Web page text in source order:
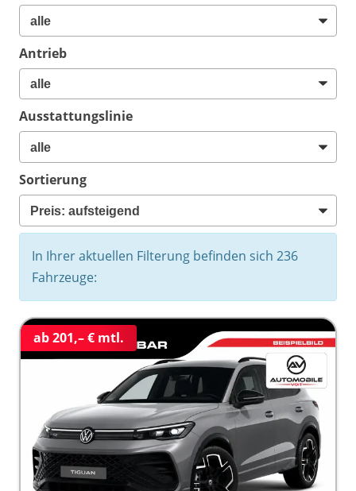
Antrieb
Ausstattungslinie
Sortierung
In Ihrer aktuellen Filterung befinden sich 236
Fahrzeuge:
ab 201,– € mtl.